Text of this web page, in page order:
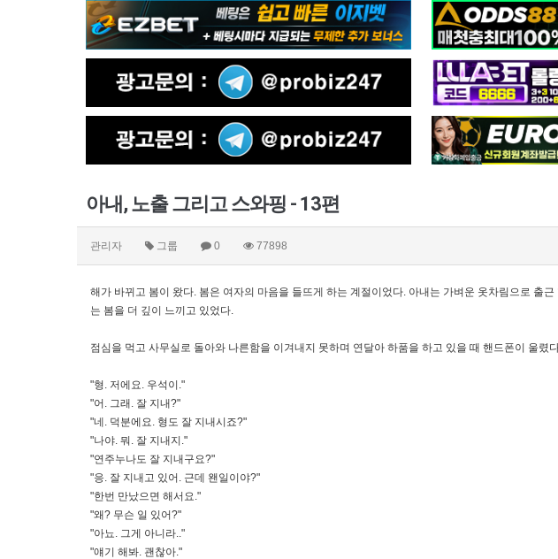
아내, 노출 그리고 스와핑 - 13편
관리자 그룹 0 77898
해가 바뀌고 봄이 왔다. 봄은 여자의 마음을 들뜨게 하는 계절이었다. 아내는 가벼운 옷차림으로 출
는 봄을 더 깊이 느끼고 있었다.
점심을 먹고 사무실로 돌아와 나른함을 이겨내지 못하며 연달아 하품을 하고 있을 때 핸드폰이 울렸
"형. 저에요. 우석이."
"어. 그래. 잘 지내?"
"네. 덕분에요. 형도 잘 지내시죠?"
"나야. 뭐. 잘 지내지."
"연주누나도 잘 지내구요?"
"응. 잘 지내고 있어. 근데 왠일이야?"
"한번 만났으면 해서요."
"왜? 무슨 일 있어?"
"아뇨. 그게 아니라.."
"얘기 해봐. 괜찮아."